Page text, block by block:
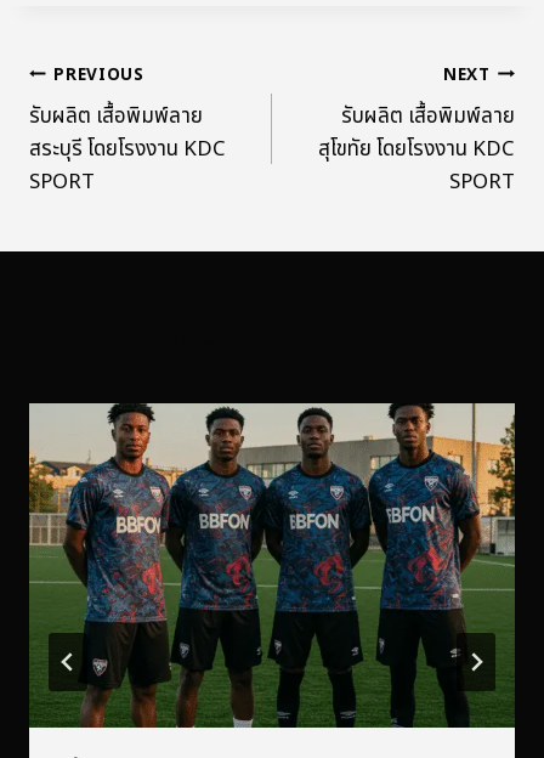
PREVIOUS
รับผลิต เสื้อพิมพ์ลาย
สระบุรี โดยโรงงาน KDC
SPORT
NEXT
รับผลิต เสื้อพิมพ์ลาย
สุโขทัย โดยโรงงาน KDC
SPORT